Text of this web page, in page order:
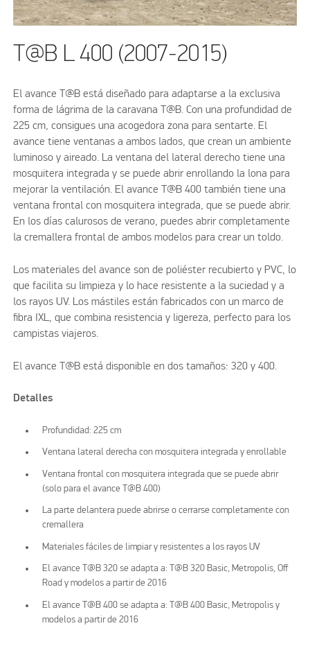
T@B L 400 (2007-2015)
El avance T@B está diseñado para adaptarse a la exclusiva
forma de lágrima de la caravana T@B. Con una profundidad de
225 cm, consigues una acogedora zona para sentarte. El
avance tiene ventanas a ambos lados, que crean un ambiente
luminoso y aireado. La ventana del lateral derecho tiene una
mosquitera integrada y se puede abrir enrollando la lona para
mejorar la ventilación. El avance T@B 400 también tiene una
ventana frontal con mosquitera integrada, que se puede abrir.
En los días calurosos de verano, puedes abrir completamente
la cremallera frontal de ambos modelos para crear un toldo.
Los materiales del avance son de poliéster recubierto y PVC, lo
que facilita su limpieza y lo hace resistente a la suciedad y a
los rayos UV. Los mástiles están fabricados con un marco de
fibra IXL, que combina resistencia y ligereza, perfecto para los
campistas viajeros.
El avance T@B está disponible en dos tamaños: 320 y 400.
Detalles
Profundidad: 225 cm
Ventana lateral derecha con mosquitera integrada y enrollable
Ventana frontal con mosquitera integrada que se puede abrir
(solo para el avance T@B 400)
La parte delantera puede abrirse o cerrarse completamente con
cremallera
Materiales fáciles de limpiar y resistentes a los rayos UV
El avance T@B 320 se adapta a: T@B 320 Basic, Metropolis, Off
Road y modelos a partir de 2016
El avance T@B 400 se adapta a: T@B 400 Basic, Metropolis y
modelos a partir de 2016